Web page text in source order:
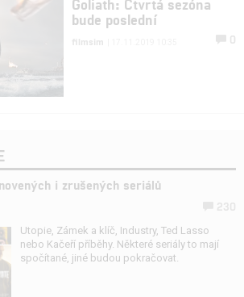
Goliath: Čtvrtá sezóna
bude poslední
filmsim 0
i zrušených seriálů
Utopie, Zámek a klíč, Industry, Ted Lasso
nebo Kačeří příběhy. Některé seriály to mají
spočítané, jiné budou pokračovat.